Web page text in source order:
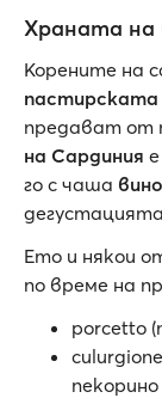
Храната на
Корените на
предават от
на Сардиния
го с чаша
Ето и някои
по време на
porcetto